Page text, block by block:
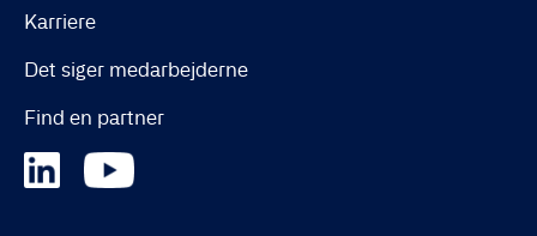
Karriere
Det siger medarbejderne
Find en partner